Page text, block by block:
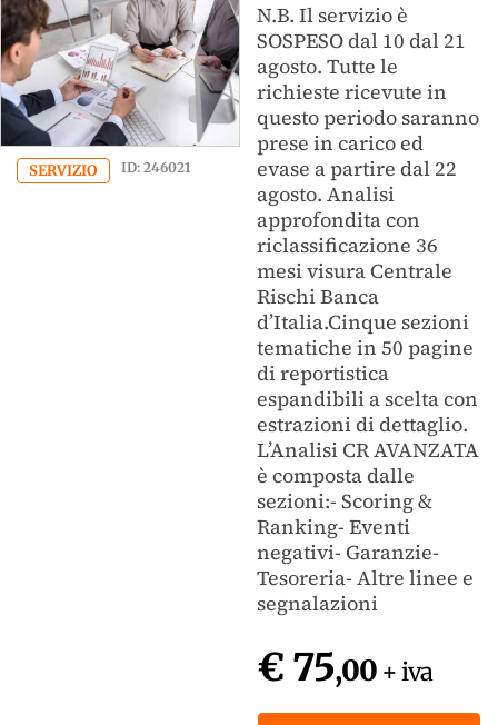
SERVIZIO ID: 246021
N.B. Il servizio è
SOSPESO dal 10 dal 21
agosto. Tutte le
richieste ricevute in
questo periodo saranno
prese in carico ed
evase a partire dal 22
agosto. Analisi
approfondita con
riclassificazione 36
mesi visura Centrale
Rischi Banca
d’Italia.Cinque sezioni
tematiche in 50 pagine
di reportistica
espandibili a scelta con
estrazioni di dettaglio.
L’Analisi CR AVANZATA
è composta dalle
sezioni:- Scoring &
Ranking- Eventi
negativi- Garanzie-
Tesoreria- Altre linee e
segnalazioni
€ 75,00 + iva